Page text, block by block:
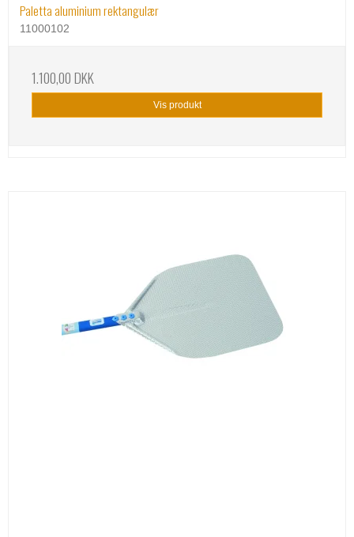
Paletta aluminium rektangulær
11000102
1.100,00 DKK
Vis produkt